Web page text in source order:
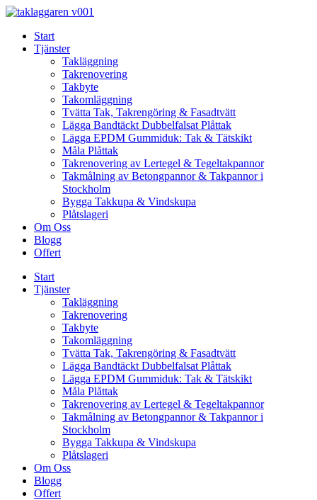
Skip
contentStart
Tjänster
Takläggning
Takrenovering
Takbyte
Takomläggning
Tvätta Tak, Takrengöring & Fasadtvätt
Lägga Bandtäckt Dubbelfalsat Plåttak
Lägga EPDM Gummiduk: Tak & Tätskikt
Måla Plåttak
Takrenovering av Lertegel & Tegeltakpannor
Takmålning av Betongpannor & Takpannor i
Stockholm
Bygga Takkupa & Vindskupa
Plåtslageri
Om Oss
Blogg
Offert
Start
Tjänster
Takläggning
Takrenovering
Takbyte
Takomläggning
Tvätta Tak, Takrengöring & Fasadtvätt
Lägga Bandtäckt Dubbelfalsat Plåttak
Lägga EPDM Gummiduk: Tak & Tätskikt
Måla Plåttak
Takrenovering av Lertegel & Tegeltakpannor
Takmålning av Betongpannor & Takpannor i
Stockholm
Bygga Takkupa & Vindskupa
Plåtslageri
Om Oss
Blogg
Offert